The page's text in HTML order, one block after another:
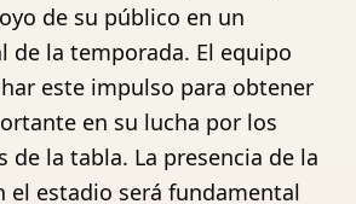
de su público en un
de la temporada. El equipo
este impulso para obtener
en su lucha por los
de la tabla. La presencia de la
el estadio será fundamental